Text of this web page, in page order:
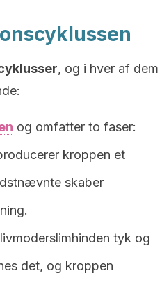
, og i hver af dem
og omfatter to faser:
kroppen et
skaber
tyk og
det, og kroppen